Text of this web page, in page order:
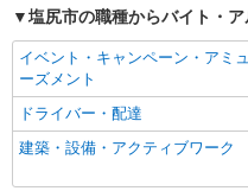
交通費支給
産休・育休取得実績あり
塩尻市の職種からバイト・
イベント・キャンペーン・アミュ
ーズメント
ドライバー・配達
建築・設備・アクティブワーク